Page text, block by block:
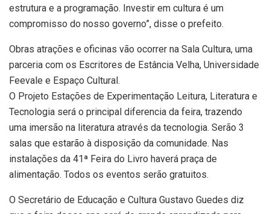
estrutura e a programação. Investir em cultura é um
compromisso do nosso governo”, disse o prefeito.
Obras atrações e oficinas vão ocorrer na Sala Cultura, uma
parceria com os Escritores de Estância Velha, Universidade
Feevale e Espaço Cultural.
O Projeto Estações de Experimentação Leitura, Literatura e
Tecnologia será o principal diferencia da feira, trazendo
uma imersão na literatura através da tecnologia. Serão 3
salas que estarão à disposição da comunidade. Nas
instalações da 41ª Feira do Livro haverá praça de
alimentação. Todos os eventos serão gratuitos.
O Secretário de Educação e Cultura Gustavo Guedes diz